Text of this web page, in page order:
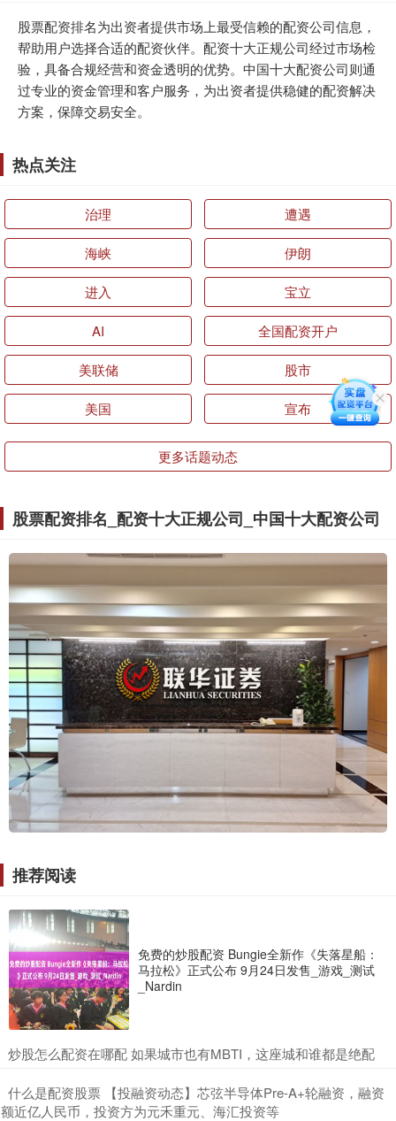
股票配资排名为出资者提供市场上最受信赖的配资公司信息，
帮助用户选择合适的配资伙伴。配资十大正规公司经过市场检
验，具备合规经营和资金透明的优势。中国十大配资公司则通
过专业的资金管理和客户服务，为出资者提供稳健的配资解决
方案，保障交易安全。
热点关注
治理 遭遇
海峡 伊朗
进入 宝立
AI 全国配资开户
美联储 股市
美国 宣布
更多话题动态
股票配资排名_配资十大正规公司_中国十大配资公司
推荐阅读
免费的炒股配资 Bungie全新作《失落星船：
马拉松》正式公布 9月24日发售_游戏_测试
_Nardin
​炒股怎么配资在哪配 如果城市也有MBTI，这座城和谁都是绝配
​什么是配资股票 【投融资动态】芯弦半导体Pre-A+轮融资，融资
额近亿人民币，投资方为元禾重元、海汇投资等